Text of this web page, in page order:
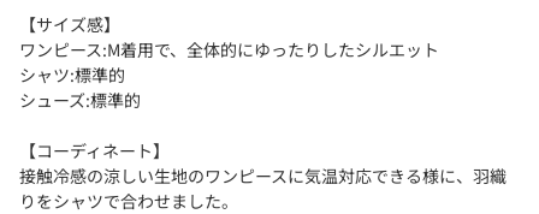
【サイズ感】
ワンピース:M着用で、全体的にゆったりしたシルエット
シャツ:標準的
シューズ:標準的
【コーディネート】
接触冷感の涼しい生地のワンピースに気温対応できる様に、羽織
りをシャツで合わせました。